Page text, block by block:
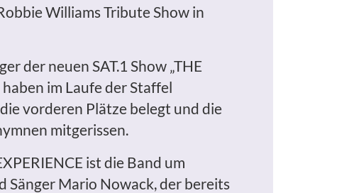
Williams Tribute Show in
der neuen SAT.1 Show „THE
im Laufe der Staffel
vorderen Plätze belegt und die
mitgerissen.
ist die Band um
Sänger Mario Nowack, der bereits